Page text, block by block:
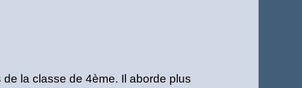
la classe de 4ème. Il aborde plus